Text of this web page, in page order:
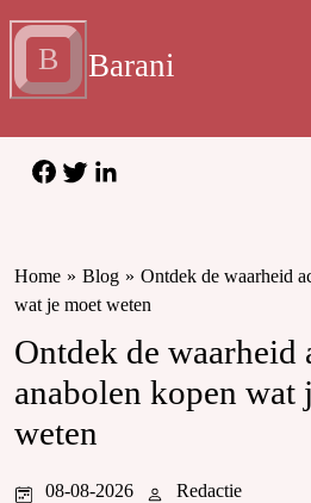
B Barani
Home » Blog » Ontdek de waarheid
wat je moet weten
Ontdek de waarheid
anabolen kopen wat
weten
08-08-2026 Redactie